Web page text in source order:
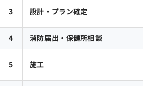
3 設計・プラン確定
4 消防届出・保健所相談
5 施工